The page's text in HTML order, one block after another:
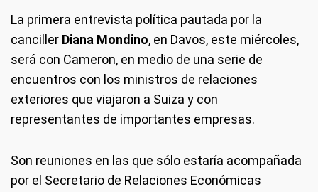
La primera entrevista política pautada por la
canciller Diana Mondino, en Davos, este miércoles,
será con Cameron, en medio de una serie de
encuentros con los ministros de relaciones
exteriores que viajaron a Suiza y con
representantes de importantes empresas.
Son reuniones en las que sólo estaría acompañada
por el Secretario de Relaciones Económicas